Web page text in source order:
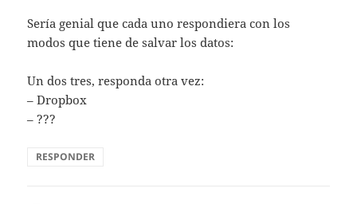
Sería genial que cada uno respondiera con los
modos que tiene de salvar los datos:
Un dos tres, responda otra vez:
– Dropbox
– ???
RESPONDER